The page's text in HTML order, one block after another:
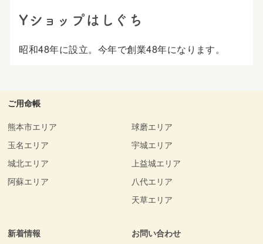
Yショップはしぐち
昭和48年に設立。今年で創業48年になります。
ご用命帳
熊本市エリア
玉名エリア
城北エリア
阿蘇エリア
球磨エリア
宇城エリア
上益城エリア
八代エリア
天草エリア
新着情報 お問い合わせ